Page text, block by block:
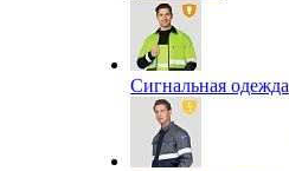
Сигнальная одежда